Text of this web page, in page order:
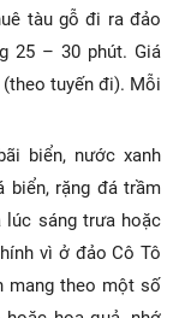
tàu gỗ đi ra đảo
25 – 30 phút. Giá
tuyến đi). Mỗi
biển, nước xanh
biển, rặng đá trầm
sáng trưa hoặc
vì ở đảo Cô Tô
mang theo một số